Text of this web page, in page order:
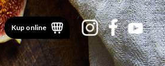
Kup online